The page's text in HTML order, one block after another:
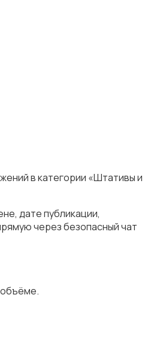
в категории «Штативы и
дате публикации,
через безопасный чат